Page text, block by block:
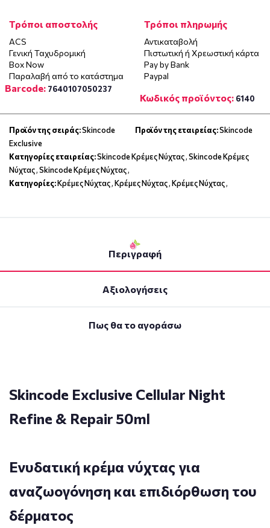
Τρόποι αποστολής
ACS
Γενική Ταχυδρομική
Box Now
Παραλαβή από το κατάστημα
Τρόποι πληρωμής
Αντικαταβολή
Πιστωτική ή Χρεωστική κάρτα
Pay by Bank
Paypal
Barcode: 7640107050237
Κωδικός προϊόντος: 6140
Προϊόν της σειράς:Skincode
Exclusive
Προϊόν της εταιρείας:Skincode
Κατηγορίες εταιρείας:Skincode Κρέμες Νύχτας,Skincode Κρέμες
Νύχτας,Skincode Κρέμες Νύχτας,
Κατηγορίες:Κρέμες Νύχτας,Κρέμες Νύχτας,Κρέμες Νύχτας,
Περιγραφή
Αξιολογήσεις
Πως θα το αγοράσω
Skincode Exclusive Cellular Night
Refine & Repair 50ml
Ενυδατική κρέμα νύχτας για
αναζωογόνηση και επιδιόρθωση του
δέρματος